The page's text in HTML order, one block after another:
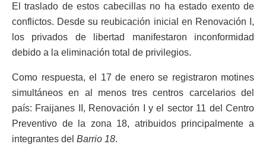
El traslado de estos cabecillas no ha estado exento de
conflictos. Desde su reubicación inicial en Renovación I,
los privados de libertad manifestaron inconformidad
debido a la eliminación total de privilegios.
Como respuesta, el 17 de enero se registraron motines
simultáneos en al menos tres centros carcelarios del
país: Fraijanes II, Renovación I y el sector 11 del Centro
Preventivo de la zona 18, atribuidos principalmente a
integrantes del Barrio 18.